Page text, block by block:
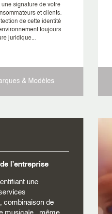
signature de votre
et clients.
de cette identité
toujours
juridique...
& Modèles
l’entreprise
une
combinaison de